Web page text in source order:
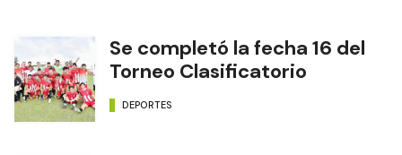
Se completó la fecha 16 del
Torneo Clasificatorio
DEPORTES